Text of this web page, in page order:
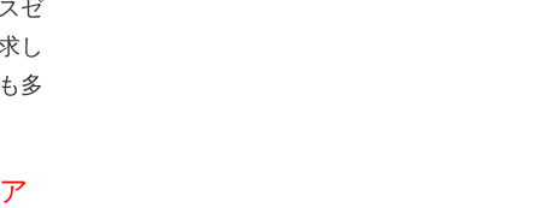
ゼ
し
多